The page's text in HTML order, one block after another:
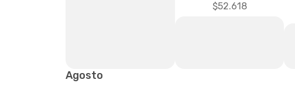
$52.618
Agosto